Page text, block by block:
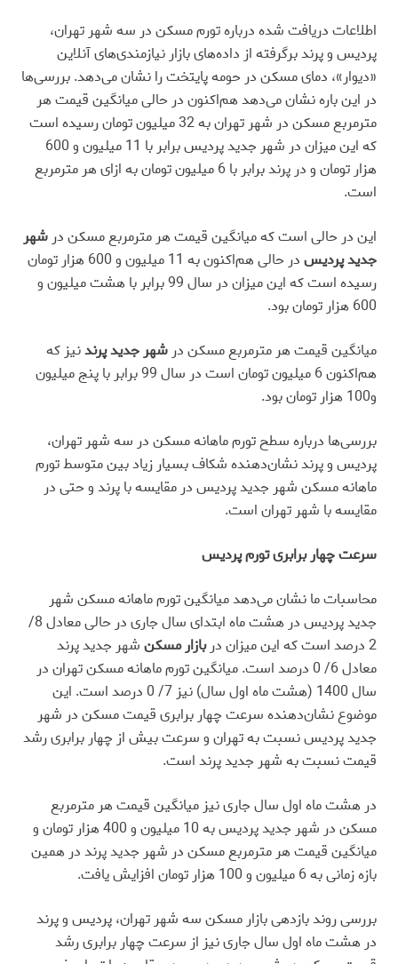
اطلاعات دریافت شده درباره تورم مسکن در سه شهر تهران،
پردیس و پرند برگرفته از داده‌های بازار نیازمندی‌‌های آنلاین
«دیوار»، دمای مسکن در حومه پایتخت را نشان می‌دهد. بررسی‌‌ها
در این باره نشان می‌دهد هم‌‌اکنون در حالی میانگین قیمت هر
مترمربع مسکن در شهر تهران به 32 میلیون تومان رسیده است
که این میزان در شهر جدید پردیس برابر با 11 میلیو‌ن و 600
هزار تومان و در پرند برابر با 6 میلیون تومان به ازای هر مترمربع
است.
این در حالی است که میانگین قیمت هر مترمربع مسکن در شهر
جدید پردیس
در حالی هم‌‌اکنون به 11 میلیون و 600 هزار تومان
رسیده است که این میزان در سال 99 برابر با هشت میلیون و
600 هزار تومان بود.
میانگین قیمت هر مترمربع مسکن در شهر جدید پرندنیز که
هم‌‌اکنون 6 میلیون تومان است در سال 99 برابر با پنج میلیون
و100 هزار تومان بود.
بررسی‌‌ها درباره سطح تورم ماهانه مسکن در سه شهر تهران،
پردیس و پرند نشان‌دهنده شکاف بسیار زیاد بین متوسط تورم
ماهانه مسکن شهر جدید پردیس در مقایسه با پرند و حتی در
مقایسه با شهر تهران است.
سرعت چهار برابری تورم پردیس
محاسبات ما نشان می‌دهد میانگین تورم ماهانه مسکن شهر
جدید پردیس در هشت ماه ابتدای سال جاری در حالی معادل 8/
2 درصد است که این میزان در
بازار مسکنشهر جدید پرند
معادل 6/ 0 درصد است. میانگین تورم ماهانه مسکن تهران در
سال 1400 (هشت ماه اول سال) نیز 7/ 0 درصد است. این
موضوع نشان‌دهنده سرعت چهار برابری قیمت مسکن در شهر
جدید پردیس نسبت به تهران و سرعت بیش از چهار برابری رشد
قیمت نسبت به شهر جدید پرند است.
در هشت ماه اول سال جاری نیز میانگین قیمت هر مترمربع
مسکن در شهر جدید پردیس به 10 میلیو‌ن و 400 هزار تومان و
میانگین قیمت هر مترمربع مسکن در شهر جدید پرند در همین
بازه زمانی به 6 میلیون و 100 هزار تومان افزایش یافت.
بررسی روند بازدهی بازار مسکن سه شهر تهران، پردیس و پرند
در هشت ماه اول سال جاری نیز از سرعت چهار برابری رشد